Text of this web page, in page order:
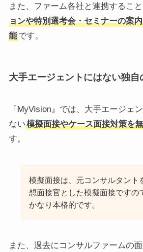
また、ファーム各社と連携すること
ョンや特別選考会・セミナーの案
能です。
大手エージェントにはない独自
『MyVision』では、大手エージェ
ない模擬面接やケース面接対策を
す。
模擬面接は、元コンサルタント
想面接官とした模擬面接ですの
かなり本格的です。
また、過去にコンサルファームの